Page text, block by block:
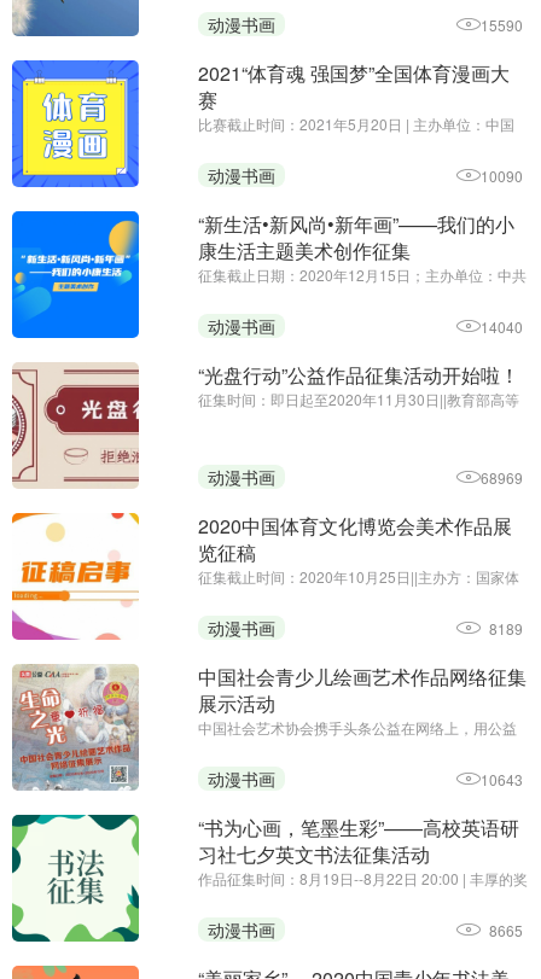
物多样性日的主题为“呵护自然·有你有我”（We're
part of the solution），旨在提醒人们，生物多样性
动漫书画 15590
2021“体育魂 强国梦”全国体育漫画大
赛
比赛截止时间：2021年5月20日 | 主办单位：中国
动漫书画 10090
“新生活•新风尚•新年画”——我们的小
康生活主题美术创作征集
征集截止日期：2020年12月15日；主办单位：中共
部公共服务司、中国美术家协会 | 为深入贯彻党的十
九大和十九届二中、三中、四中、五中全会精神，
动漫书画 14040
“光盘行动”公益作品征集活动开始啦！
征集时间：即日起至2020年11月30日||教育部高等
动漫书画 68969
2020中国体育文化博览会美术作品展
览征稿
征集截止时间：2020年10月25日||主办方：国家体
体育总局、中国奥委会主办的2020中国体育文化博
览会将于11月27日至29日，在广州•保利世贸博览
动漫书画 8189
中国社会青少儿绘画艺术作品网络征集
展示活动
中国社会艺术协会携手头条公益在网络上，用公益
达对曾经战斗在疫情第一线的爸爸妈妈、叔叔阿姨
们的祈福和思念，以颗颗童心向白衣天使致敬！
动漫书画 10643
“书为心画，笔墨生彩”——高校英语研
习社七夕英文书法征集活动
作品征集时间：8月19日--8月22日 20:00 | 丰厚的奖
动漫书画 8665